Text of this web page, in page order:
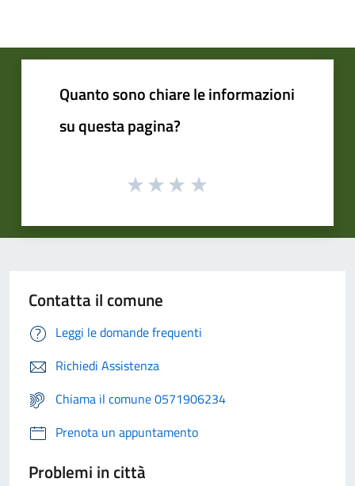
Quanto sono chiare le informazioni
su questa pagina?
Contatta il comune
Leggi le domande frequenti
Richiedi Assistenza
Chiama il comune 0571906234
Prenota un appuntamento
Problemi in città